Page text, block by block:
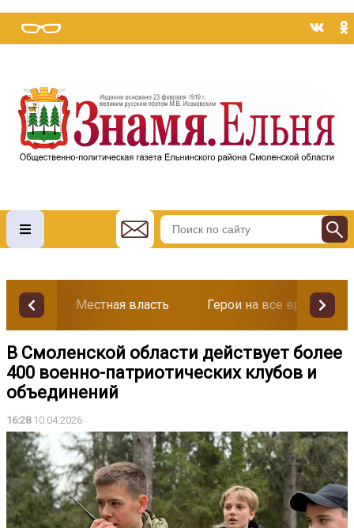
Местная власть Герои на все времена
В Смоленской области действует более
400 военно-патриотических клубов и
объединений
16:2810.04.2026